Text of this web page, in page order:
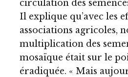
circulation des
Il explique qu’avec les
associations agricoles,
multiplication des
mosaïque était sur le
éradiquée. « Mais